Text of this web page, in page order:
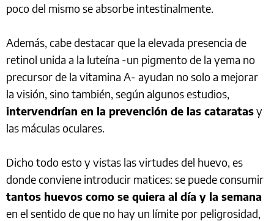
poco del mismo se absorbe intestinalmente.
Además, cabe destacar que la elevada presencia de
retinol unida a la luteína -un pigmento de la yema no
precursor de la vitamina A- ayudan no solo a mejorar
la visión, sino también, según algunos estudios,
intervendrían en la prevención de las cataratasy
las máculas oculares.
Dicho todo esto y vistas las virtudes del huevo, es
donde conviene introducir matices: se puede consumir
tantos huevos como se quiera al día y la semana
en el sentido de que no hay un límite por peligrosidad,